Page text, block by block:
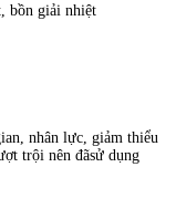
bồn giải nhiệt
nhân lực, giảm thiểu
trội nên đãsử dụng